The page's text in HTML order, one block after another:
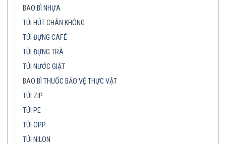
BAO BÌ NHỰA
TÚI HÚT CHÂN KHÔNG
TÚI ĐỰNG CAFÉ
TÚI ĐỰNG TRÀ
TÚI NƯỚC GIẶT
BAO BÌ THUỐC BẢO VỆ THỰC VẬT
TÚI ZIP
TÚI PE
TÚI OPP
TÚI NILON